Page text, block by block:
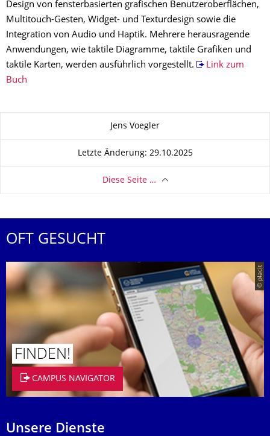
Design von fensterbasierten grafischen Benutzeroberflächen,
Multitouch-Gesten, Widget- und Texturdesign sowie die
Integration von Audio und Haptik. Mehrere herausragende
Anwendungen, wie taktile Diagramme, taktile Grafiken und
taktile Karten, werden ausführlich vorgestellt.
Link zum
Buch
Jens Voegler
Letzte Änderung: 29.10.2025
Diese Seite …
OFT GESUCHT
© placit
FINDEN!
CAMPUS NAVIGATOR
Unsere Dienste